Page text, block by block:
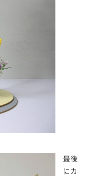
最後
にカ